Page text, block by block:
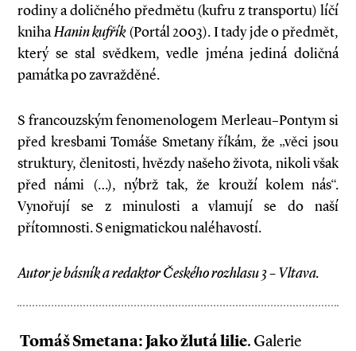
rodiny a doličného předmětu (kufru z transportu) líčí
knihaHanin kufřík(Portál 2003). I tady jde o předmět,
který se stal svědkem, vedle jména jediná doličná
památka po zavražděné.
S francouzským fenomenologem Merleau–Pontym si
před kresbami Tomáše Smetany říkám, že „věci jsou
struktury, členitosti, hvězdy našeho života, nikoli však
před námi (…), nýbrž tak, že krouží kolem nás“.
Vynořují se z minulosti a vlamují se do naší
přítomnosti. S enigmatickou naléhavostí.
Autor je básník a redaktor Českého rozhlasu 3 – Vltava.
Tomáš Smetana: Jako žlutá lilie. Galerie